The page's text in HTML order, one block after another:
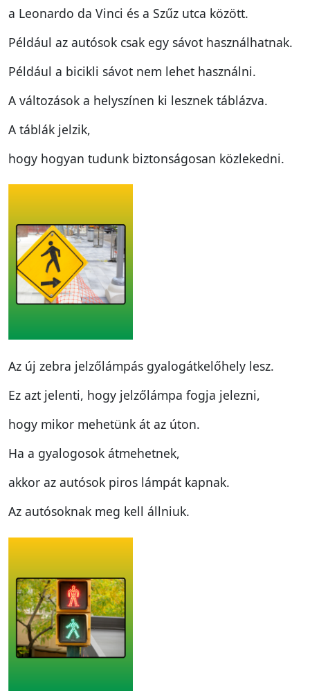
a Leonardo da Vinci és a Szűz utca között.
Például az autósok csak egy sávot használhatnak.
Például a bicikli sávot nem lehet használni.
A változások a helyszínen ki lesznek táblázva.
A táblák jelzik,
hogy hogyan tudunk biztonságosan közlekedni.
Az új zebra jelzőlámpás gyalogátkelőhely lesz.
Ez azt jelenti, hogy jelzőlámpa fogja jelezni,
hogy mikor mehetünk át az úton.
Ha a gyalogosok átmehetnek,
akkor az autósok piros lámpát kapnak.
Az autósoknak meg kell állniuk.